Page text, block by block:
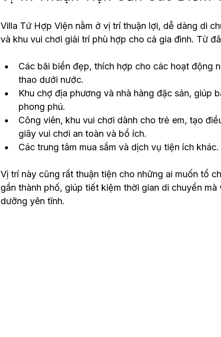
Villa Tứ Hợp Viện nằm ở vị trí thuận lợi, dễ dàng di
và khu vui chơi giải trí phù hợp cho cả gia đình. Từ
Các bãi biển đẹp, thích hợp cho các hoạt động
thao dưới nước.
Khu chợ địa phương và nhà hàng đặc sản, giúp
phong phú.
Công viên, khu vui chơi dành cho trẻ em, tạo
giây vui chơi an toàn và bổ ích.
Các trung tâm mua sắm và dịch vụ tiện ích khác.
Vị trí này cũng rất thuận tiện cho những ai muốn tổ
gần thành phố, giúp tiết kiệm thời gian di chuyển
dưỡng yên tĩnh.